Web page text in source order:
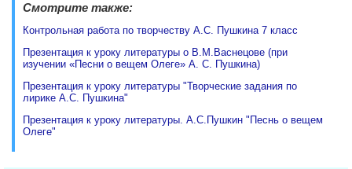
Смотрите также:
Контрольная работа по творчеству А.С. Пушкина 7 класс
Презентация к уроку литературы о В.М.Васнецове (при
изучении «Песни о вещем Олеге» А. С. Пушкина)
Презентация к уроку литературы "Творческие задания по
лирике А.С. Пушкина"
Презентация к уроку литературы. А.С.Пушкин "Песнь о вещем
Олеге"